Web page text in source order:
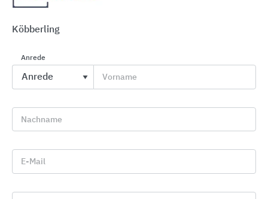
Protektorwerk Florenz Maisch
Köbberling
Anrede
Vorname
Nachname
E-Mail